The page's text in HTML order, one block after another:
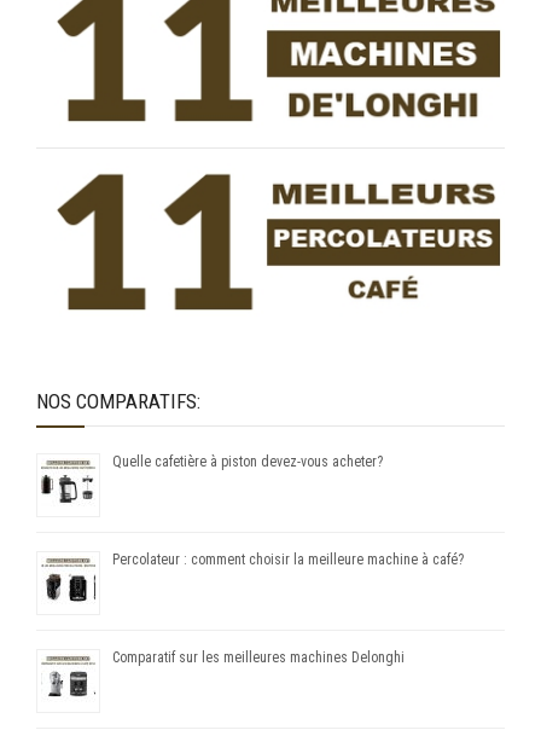
NOS COMPARATIFS:
Quelle cafetière à piston devez-vous acheter?
Percolateur : comment choisir la meilleure machine à café?
Comparatif sur les meilleures machines Delonghi